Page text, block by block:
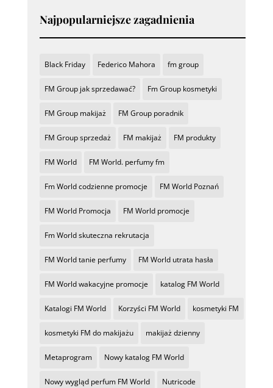
Najpopularniejsze zagadnienia
Black Friday Federico Mahora fm group
FM Group jak sprzedawać? Fm Group kosmetyki
FM Group makijaż FM Group poradnik
FM Group sprzedaż FM makijaż FM produkty
FM World FM World. perfumy fm
Fm World codzienne promocje FM World Poznań
FM World Promocja FM World promocje
Fm World skuteczna rekrutacja
FM World tanie perfumy FM World utrata hasła
FM World wakacyjne promocje katalog FM World
Katalogi FM World Korzyści FM World kosmetyki FM
kosmetyki FM do makijażu makijaż dzienny
Metaprogram Nowy katalog FM World
Nowy wygląd perfum FM World Nutricode